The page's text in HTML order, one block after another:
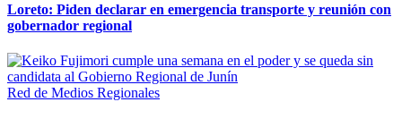
Loreto: Piden declarar en emergencia transporte y reunión con
gobernador regional
Red de Medios Regionales